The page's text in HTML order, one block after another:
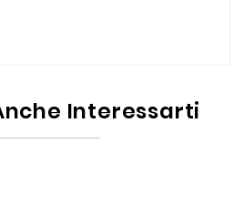
Interessarti